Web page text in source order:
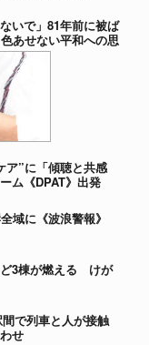
いで」81年前に被ば
あせない平和への思
ア”に「傾聴と共感
ム《DPAT》出発
全域に《波浪警報》
3棟が燃える けが
間で列車と人が接触
せ